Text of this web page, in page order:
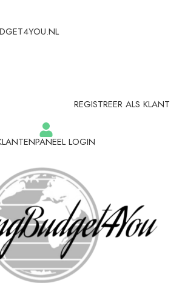
REGISTREER ALS KLANT
LOGIN